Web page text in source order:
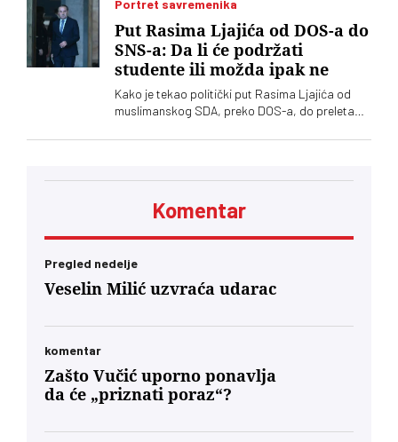
Portret savremenika
Put Rasima Ljajića od DOS-a do
SNS-a: Da li će podržati
studente ili možda ipak ne
Kako je tekao politički put Rasima Ljajića od
muslimanskog SDA, preko DOS-a, do preleta
će se usuditi da javno podrži studente?
Komentar
Pregled nedelje
Veselin Milić uzvraća udarac
komentar
Zašto Vučić uporno ponavlja
da će „priznati poraz“?